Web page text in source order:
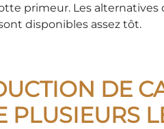
primeur. Les
disponibles assez tôt.
DE